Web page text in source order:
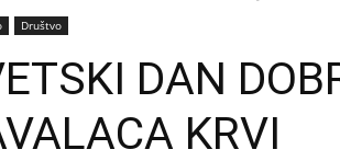
Društvo
DAN
KRVI